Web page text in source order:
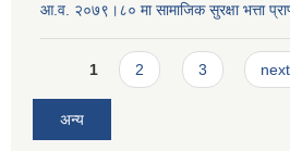
आ.व. २०७९।८० मा सामाजिक सुरक्षा भत्ता
Pages
1 2 3
अन्य